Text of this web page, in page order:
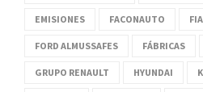
EMISIONES FACONAUTO
FORD ALMUSSAFES FÁBRICAS
GRUPO RENAULT HYUNDAI